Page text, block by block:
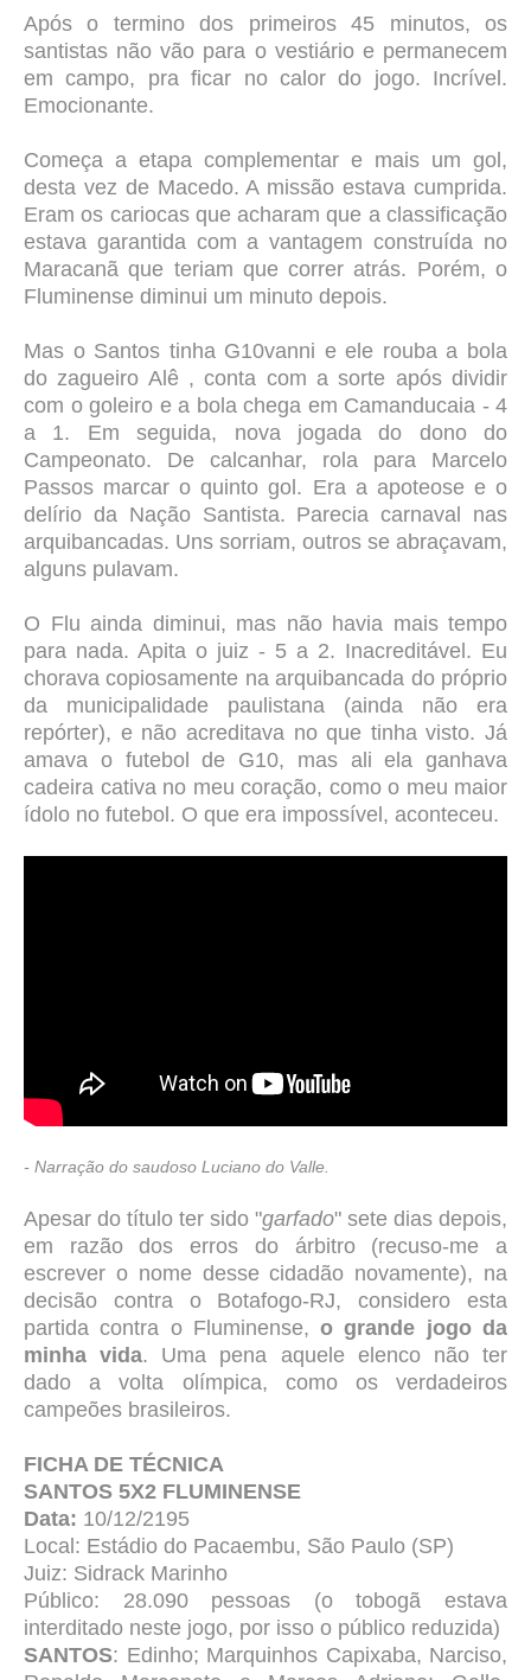
Após o termino dos primeiros 45 minutos, os
santistas não vão para o vestiário e permanecem
em campo, pra ficar no calor do jogo. Incrível.
Emocionante.
Começa a etapa complementar e mais um gol,
desta vez de Macedo. A missão estava cumprida.
Eram os cariocas que acharam que a classificação
estava garantida com a vantagem construída no
Maracanã que teriam que correr atrás. Porém, o
Fluminense diminui um minuto depois.
Mas o Santos tinha G10vanni e ele rouba a bola
do zagueiro Alê , conta com a sorte após dividir
com o goleiro e a bola chega em Camanducaia - 4
a 1. Em seguida, nova jogada do dono do
Campeonato. De calcanhar, rola para Marcelo
Passos marcar o quinto gol. Era a apoteose e o
delírio da Nação Santista. Parecia carnaval nas
arquibancadas. Uns sorriam, outros se abraçavam,
alguns pulavam.
O Flu ainda diminui, mas não havia mais tempo
para nada. Apita o juiz - 5 a 2. Inacreditável. Eu
chorava copiosamente na arquibancada do próprio
da municipalidade paulistana (ainda não era
repórter), e não acreditava no que tinha visto. Já
amava o futebol de G10, mas ali ela ganhava
cadeira cativa no meu coração, como o meu maior
ídolo no futebol. O que era impossível, aconteceu.
- Narração do saudoso Luciano do Valle.
Apesar do título ter sido "garfado" sete dias depois,
em razão dos erros do árbitro (recuso-me a
escrever o nome desse cidadão novamente), na
decisão contra o Botafogo-RJ, considero esta
partida contra o Fluminense,o grande jogo da
minha vida. Uma pena aquele elenco não ter
dado a volta olímpica, como os verdadeiros
campeões brasileiros.
FICHA DE TÉCNICA
SANTOS 5X2 FLUMINENSE
Data: 10/12/2195
Local: Estádio do Pacaembu, São Paulo (SP)
Juiz: Sidrack Marinho
Público: 28.090 pessoas (o tobogã estava
interditado neste jogo, por isso o público reduzida)
SANTOS: Edinho; Marquinhos Capixaba, Narciso,